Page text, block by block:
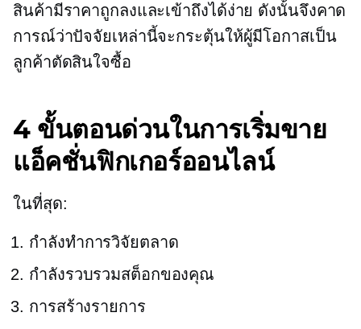
สินค้ามีราคาถูกลงและเข้าถึงได้ง่าย ดังนั้นจึงคาด
การณ์ว่าปัจจัยเหล่านี้จะกระตุ้นให้ผู้มีโอกาสเป็น
ลูกค้าตัดสินใจซื้อ
4 ขั้นตอนด่วนในการเริ่มขาย
แอ็คชั่นฟิกเกอร์ออนไลน์
ในที่สุด:
กำลังทำการวิจัยตลาด
กำลังรวบรวมสต็อกของคุณ
การสร้างรายการ